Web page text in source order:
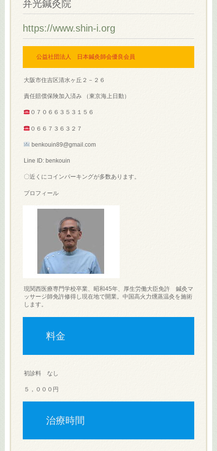
弁光鍼灸院
https://www.shin-i.org
公益社団法人 日本鍼灸師会優良会員
大阪市住吉区清水ヶ丘２－２６
責任賠償保険加入済み （東京海上日動）
０７０６６３５３１５６
０６６７３６３２７
benkouin89@gmail.com
Line ID: benkouin
〇近くにコインパーキングが多数あります。
プロフィール
現関西医療専門学校卒業、昭和45年、厚生労働大臣免許 鍼灸マ
ッサージ師免許修得し現在地で開業。中国高火力燻蒸温灸を施術
します。
料金
初診料 なし
５，０００円
治療時間